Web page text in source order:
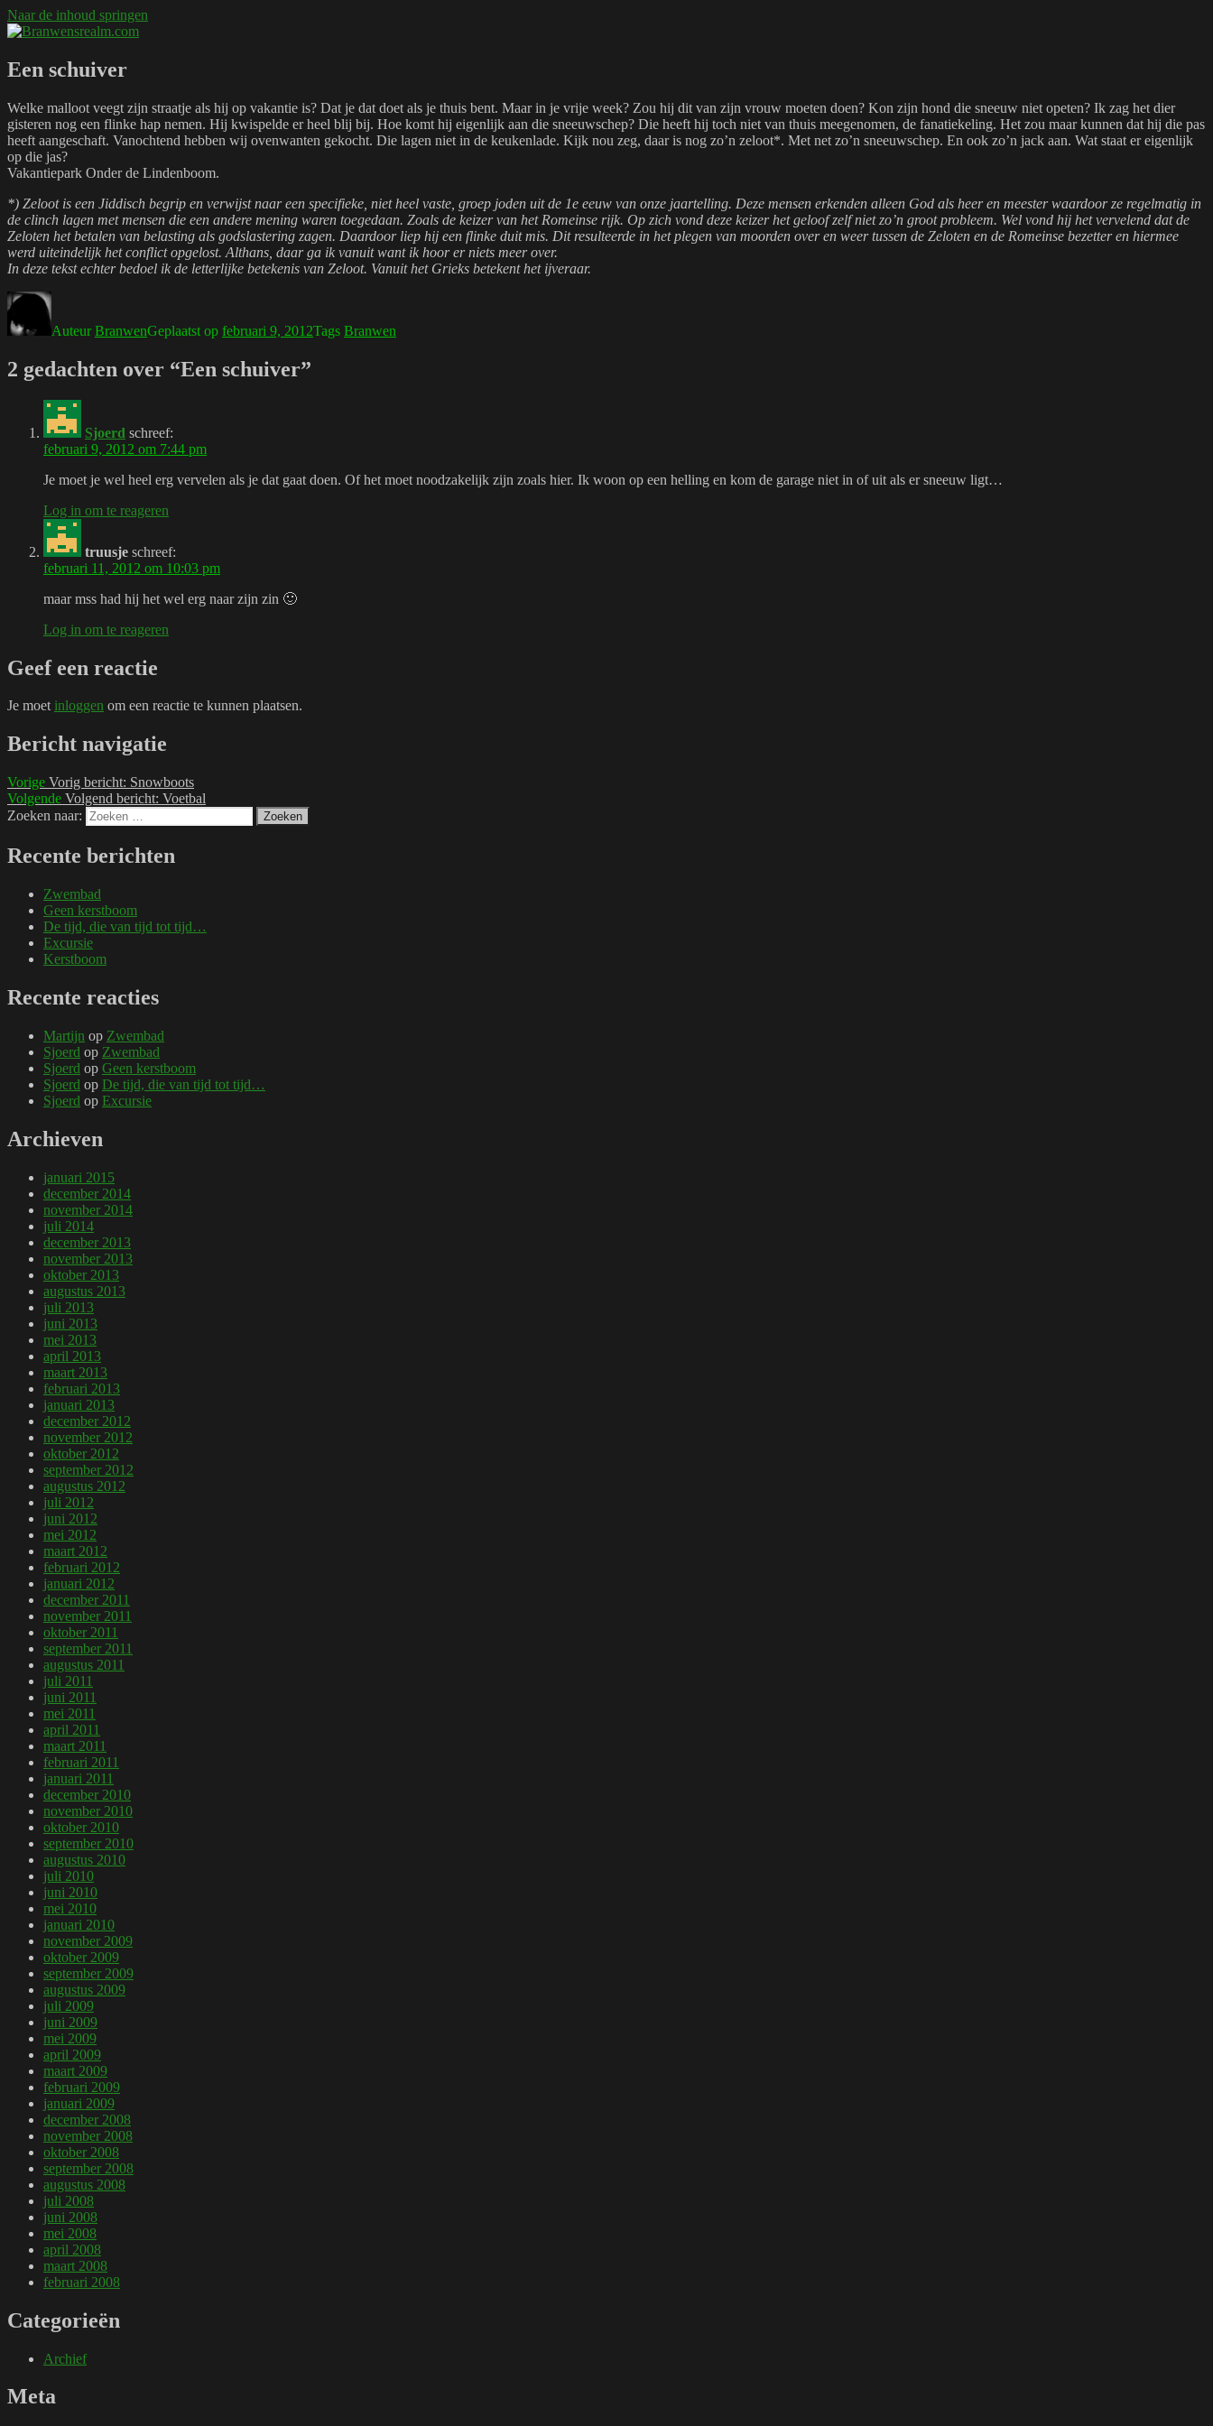
Naar de inhoud springen
Een schuiver
Welke malloot veegt zijn straatje als hij op vakantie is? Dat je dat doet als je thuis bent. Maar in je vrije week? Zou hij dit van zijn vrouw moeten doen? Kon zijn hond die sneeuw niet opeten? Ik zag het dier
gisteren nog een flinke hap nemen. Hij kwispelde er heel blij bij. Hoe komt hij eigenlijk aan die sneeuwschep? Die heeft hij toch niet van thuis meegenomen, de fanatiekeling. Het zou maar kunnen dat hij die pas
heeft aangeschaft. Vanochtend hebben wij ovenwanten gekocht. Die lagen niet in de keukenlade. Kijk nou zeg, daar is nog zo’n zeloot*. Met net zo’n sneeuwschep. En ook zo’n jack aan. Wat staat er eigenlijk
op die jas?
Vakantiepark Onder de Lindenboom.
*) Zeloot is een Jiddisch begrip en verwijst naar een specifieke, niet heel vaste, groep joden uit de 1e eeuw van onze jaartelling. Deze mensen erkenden alleen God als heer en meester waardoor ze regelmatig in
de clinch lagen met mensen die een andere mening waren toegedaan. Zoals de keizer van het Romeinse rijk. Op zich vond deze keizer het geloof zelf niet zo’n groot probleem. Wel vond hij het vervelend dat de
Zeloten het betalen van belasting als godslastering zagen. Daardoor liep hij een flinke duit mis. Dit resulteerde in het plegen van moorden over en weer tussen de Zeloten en de Romeinse bezetter en hiermee
werd uiteindelijk het conflict opgelost. Althans, daar ga ik vanuit want ik hoor er niets meer over.
In deze tekst echter bedoel ik de letterlijke betekenis van Zeloot. Vanuit het Grieks betekent het ijveraar.
AuteurBranwenGeplaatst op februari 9, 2012Tags Branwen
2 gedachten over “Een schuiver”
Sjoerd schreef:
februari 9, 2012 om 7:44 pm
Je moet je wel heel erg vervelen als je dat gaat doen. Of het moet noodzakelijk zijn zoals hier. Ik woon op een helling en kom de garage niet in of uit als er sneeuw ligt…
Log in om te reageren
truusje schreef:
februari 11, 2012 om 10:03 pm
maar mss had hij het wel erg naar zijn zin 🙂
Log in om te reageren
Geef een reactie
Je moetinloggen om een reactie te kunnen plaatsen.
Bericht navigatie
Vorige Vorig bericht: Snowboots
Volgende Volgend bericht: Voetbal
Zoeken naar:
Zoeken
Recente berichten
Zwembad
Geen kerstboom
De tijd, die van tijd tot tijd…
Excursie
Kerstboom
Recente reacties
Martijn op Zwembad
Sjoerd op Zwembad
Sjoerd op Geen kerstboom
Sjoerd op De tijd, die van tijd tot tijd…
Sjoerd op Excursie
Archieven
januari 2015
december 2014
november 2014
juli 2014
december 2013
november 2013
oktober 2013
augustus 2013
juli 2013
juni 2013
mei 2013
april 2013
maart 2013
februari 2013
januari 2013
december 2012
november 2012
oktober 2012
september 2012
augustus 2012
juli 2012
juni 2012
mei 2012
maart 2012
februari 2012
januari 2012
december 2011
november 2011
oktober 2011
september 2011
augustus 2011
juli 2011
juni 2011
mei 2011
april 2011
maart 2011
februari 2011
januari 2011
december 2010
november 2010
oktober 2010
september 2010
augustus 2010
juli 2010
juni 2010
mei 2010
januari 2010
november 2009
oktober 2009
september 2009
augustus 2009
juli 2009
juni 2009
mei 2009
april 2009
maart 2009
februari 2009
januari 2009
december 2008
november 2008
oktober 2008
september 2008
augustus 2008
juli 2008
juni 2008
mei 2008
april 2008
maart 2008
februari 2008
Categorieën
Archief
Meta